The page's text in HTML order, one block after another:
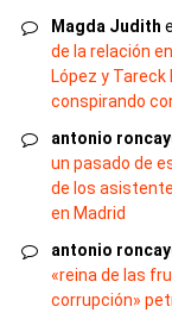
Magda Judith
de la relación
López y
conspirando
antonio
un pasado de
de los
en Madrid
antonio
«reina de las
corrupción»